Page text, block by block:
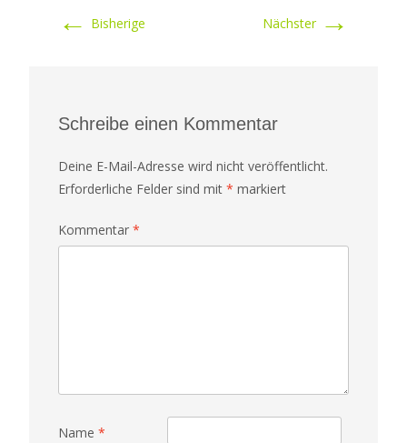
← Bisherige Nächster →
Schreibe einen Kommentar
Deine E-Mail-Adresse wird nicht veröffentlicht.
Erforderliche Felder sind mit * markiert
Kommentar *
Name *